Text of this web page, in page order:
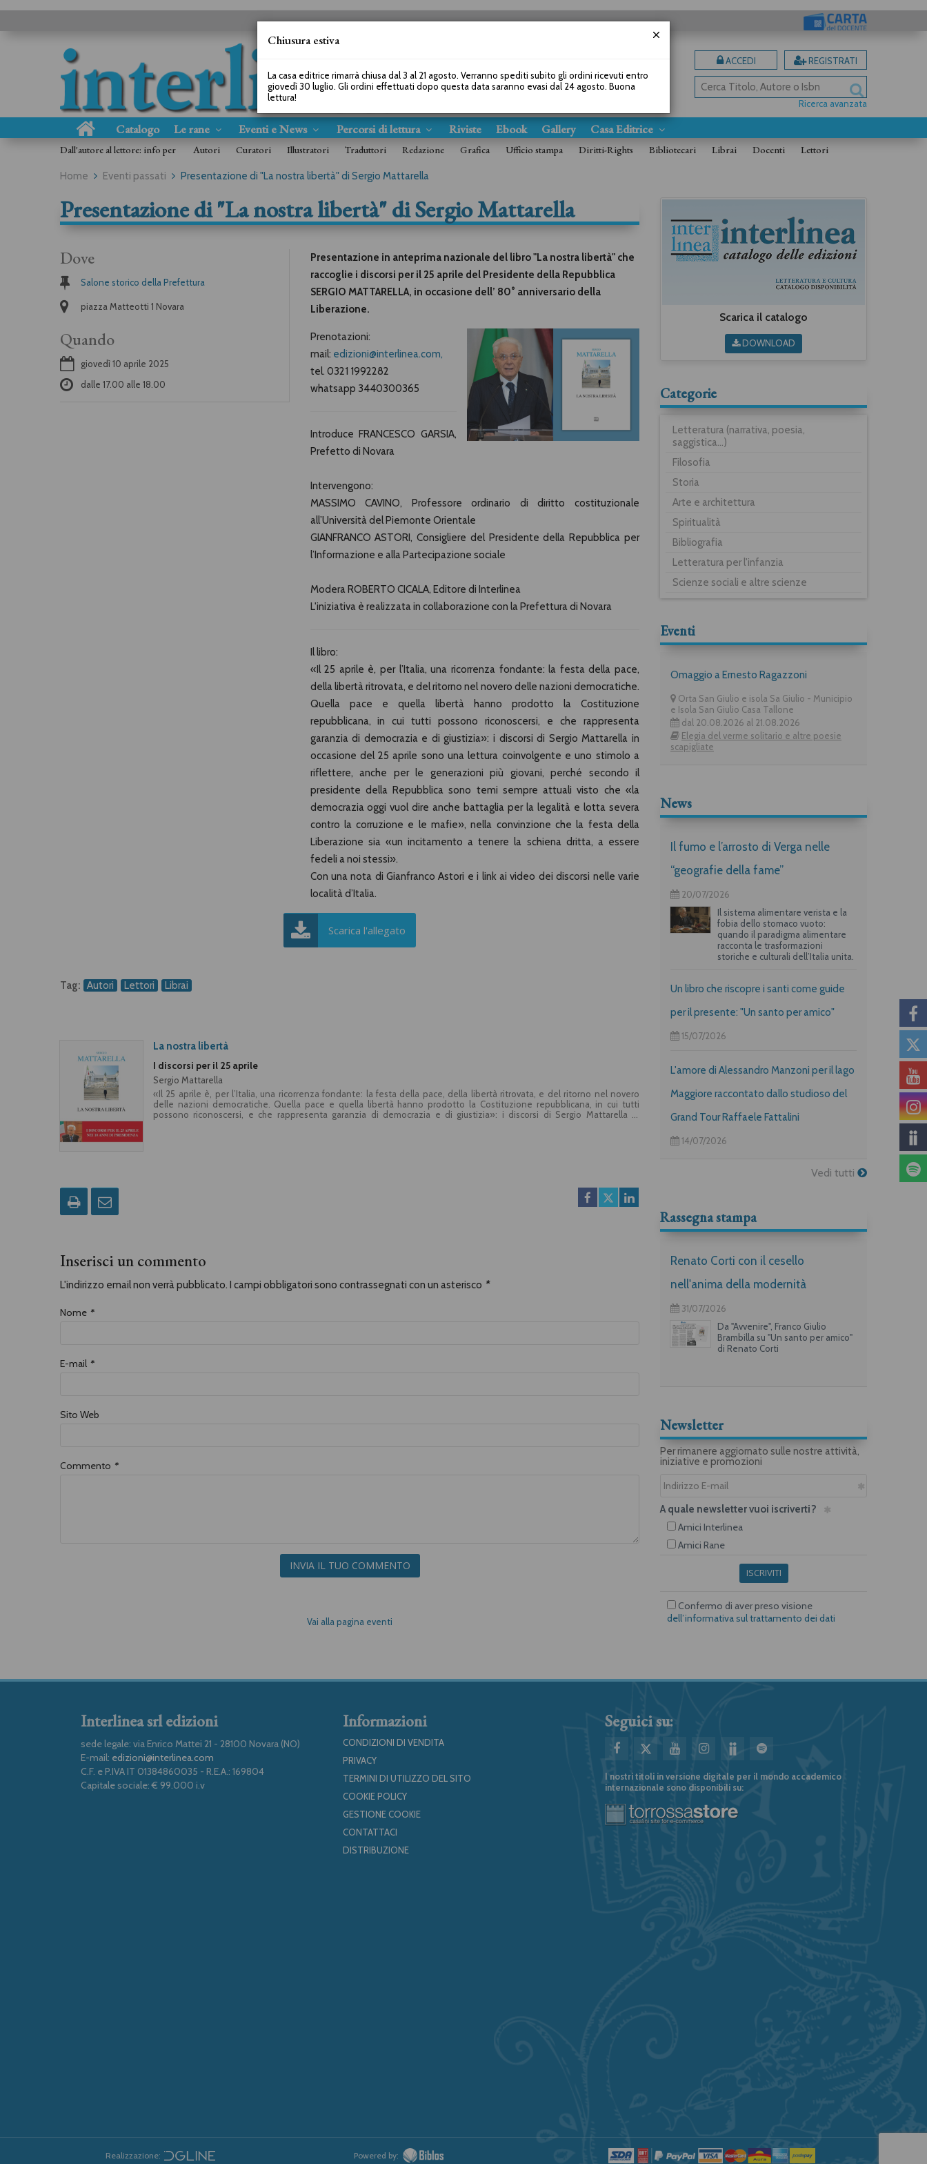
ACCEDI REGISTRATI
Ricerca avanzata
Catalogo Le rane Eventi e News Percorsi di lettura Riviste Ebook Gallery Casa Editrice
Dall'autore al lettore: info per Autori Curatori Illustratori Traduttori Redazione Grafica Ufficio stampa Diritti-Rights Bibliotecari Librai Docenti Lettori
Home Eventi passati Presentazione di "La nostra libertà" di Sergio Mattarella
Presentazione di "La nostra libertà" di Sergio Mattarella
Dove
Salone storico della Prefettura
piazza Matteotti 1 Novara
Quando
giovedì 10 aprile 2025
dalle 17.00 alle 18.00
Presentazione in anteprima nazionale del libro "La nostra libertà" che
raccoglie i discorsi per il 25 aprile del Presidente della Repubblica
SERGIO MATTARELLA, in occasione dell’ 80° anniversario della
Liberazione.
Prenotazioni:
mail: edizioni@interlinea.com,
tel. 0321 1992282
whatsapp 3440300365
Introduce FRANCESCO GARSIA,
Prefetto di Novara
Intervengono:
MASSIMO CAVINO, Professore ordinario di diritto costituzionale
all’Università del Piemonte Orientale
GIANFRANCO ASTORI, Consigliere del Presidente della Repubblica per
l’Informazione e alla Partecipazione sociale
Modera ROBERTO CICALA, Editore di Interlinea
L'iniziativa è realizzata in collaborazione con la Prefettura di Novara
Il libro:
«Il 25 aprile è, per l’Italia, una ricorrenza fondante: la festa della pace,
della libertà ritrovata, e del ritorno nel novero delle nazioni democratiche.
Quella pace e quella libertà hanno prodotto la Costituzione
repubblicana, in cui tutti possono riconoscersi, e che rappresenta
garanzia di democrazia e di giustizia»: i discorsi di Sergio Mattarella in
occasione del 25 aprile sono una lettura coinvolgente e uno stimolo a
riflettere, anche per le generazioni più giovani, perché secondo il
presidente della Repubblica sono temi sempre attuali visto che «la
democrazia oggi vuol dire anche battaglia per la legalità e lotta severa
contro la corruzione e le mafie», nella convinzione che la festa della
Liberazione sia «un incitamento a tenere la schiena dritta, a essere
fedeli a noi stessi».
Con una nota di Gianfranco Astori e i link ai video dei discorsi nelle varie
località d’Italia.
Scarica l'allegato
Tag: Autori Lettori Librai
La nostra libertà
I discorsi per il 25 aprile
Sergio Mattarella
«Il 25 aprile è, per l’Italia, una ricorrenza fondante: la festa della pace, della libertà ritrovata, e del ritorno nel novero
delle nazioni democratiche. Quella pace e quella libertà hanno prodotto la Costituzione repubblicana, in cui tutti
possono riconoscersi, e che rappresenta garanzia di democrazia e di giustizia»: i discorsi di Sergio Mattarella in
Inserisci un commento
L'indirizzo email non verrà pubblicato. I campi obbligatori sono contrassegnati con un asterisco *
Nome *
E-mail *
Sito Web
Commento *
INVIA IL TUO COMMENTO
Vai alla pagina eventi
Scarica il catalogo
DOWNLOAD
Categorie
Letteratura (narrativa, poesia,
saggistica...)
Filosofia
Storia
Arte e architettura
Spiritualità
Bibliografia
Letteratura per l'infanzia
Scienze sociali e altre scienze
Eventi
Omaggio a Ernesto Ragazzoni
Orta San Giulio e isola Sa Giulio - Municipio
e Isola San Giulio Casa Tallone
dal 20.08.2026 al 21.08.2026
Elegia del verme solitario e altre poesie
scapigliate
News
Il fumo e l’arrosto di Verga nelle
“geografie della fame”
20/07/2026
Il sistema alimentare verista e la
fobia dello stomaco vuoto:
quando il paradigma alimentare
racconta le trasformazioni
storiche e culturali dell’Italia unita.
Un libro che riscopre i santi come guide
per il presente: "Un santo per amico"
15/07/2026
L'amore di Alessandro Manzoni per il lago
Maggiore raccontato dallo studioso del
Grand Tour Raffaele Fattalini
14/07/2026
Vedi tutti
Rassegna stampa
Renato Corti con il cesello
nell'anima della modernità
31/07/2026
Da "Avvenire", Franco Giulio
Brambilla su "Un santo per amico"
di Renato Corti
Newsletter
Per rimanere aggiornato sulle nostre attività,
iniziative e promozioni
A quale newsletter vuoi iscriverti?
Amici Interlinea
Amici Rane
ISCRIVITI
Confermo di aver preso visione
dell’informativa sul trattamento dei dati
Interlinea srl edizioni
sede legale: via Enrico Mattei 21 - 28100 Novara (NO)
E-mail: edizioni@interlinea.com
C.F. e P.IVA IT 01384860035 - R.E.A.: 169804
Capitale sociale: € 99.000 i.v
Informazioni
CONDIZIONI DI VENDITA
PRIVACY
TERMINI DI UTILIZZO DEL SITO
COOKIE POLICY
GESTIONE COOKIE
CONTATTACI
DISTRIBUZIONE
Seguici su:
I nostri titoli in versione digitale per il mondo accademico
internazionale sono disponibili su:
Realizzazione: Powered by:
Chiusura estiva
La casa editrice rimarrà chiusa dal 3 al 21 agosto. Verranno spediti subito gli ordini ricevuti entro
giovedì 30 luglio. Gli ordini effettuati dopo questa data saranno evasi dal 24 agosto. Buona
lettura!